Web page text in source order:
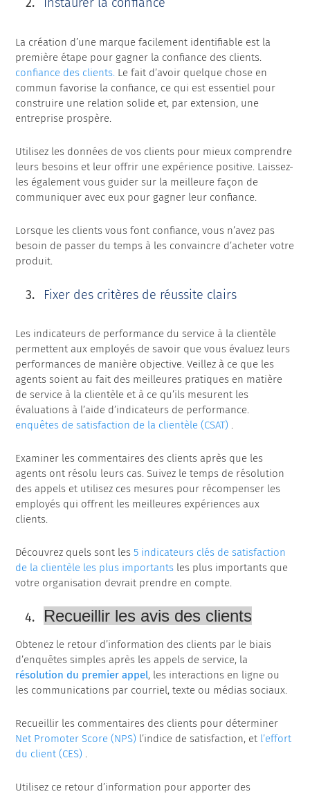
Instaurer la confiance
La création d’une marque facilement identifiable est la
première étape pour gagner la confiance des clients.
confiance des clients. Le fait d’avoir quelque chose en
commun favorise la confiance, ce qui est essentiel pour
construire une relation solide et, par extension, une
entreprise prospère.
Utilisez les données de vos clients pour mieux comprendre
leurs besoins et leur offrir une expérience positive. Laissez-
les également vous guider sur la meilleure façon de
communiquer avec eux pour gagner leur confiance.
Lorsque les clients vous font confiance, vous n’avez pas
besoin de passer du temps à les convaincre d’acheter votre
produit.
Fixer des critères de réussite clairs
Les indicateurs de performance du service à la clientèle
permettent aux employés de savoir que vous évaluez leurs
performances de manière objective. Veillez à ce que les
agents soient au fait des meilleures pratiques en matière
de service à la clientèle et à ce qu’ils mesurent les
évaluations à l’aide d’indicateurs de performance.
enquêtes de satisfaction de la clientèle (CSAT) .
Examiner les commentaires des clients après que les
agents ont résolu leurs cas. Suivez le temps de résolution
des appels et utilisez ces mesures pour récompenser les
employés qui offrent les meilleures expériences aux
clients.
Découvrez quels sont les5 indicateurs clés de satisfaction
de la clientèle les plus importants les plus importants que
votre organisation devrait prendre en compte.
Recueillir les avis des clients
Obtenez le retour d’information des clients par le biais
d’enquêtes simples après les appels de service, la
résolution du premier appel, les interactions en ligne ou
les communications par courriel, texte ou médias sociaux.
Recueillir les commentaires des clients pour déterminer
Net Promoter Score (NPS) l’indice de satisfaction, et l’effort
du client (CES) .
Utilisez ce retour d’information pour apporter des